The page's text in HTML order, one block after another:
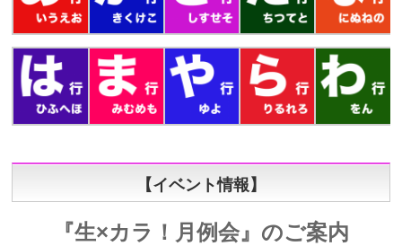
【イベント情報】
『生×カラ！月例会』のご案内